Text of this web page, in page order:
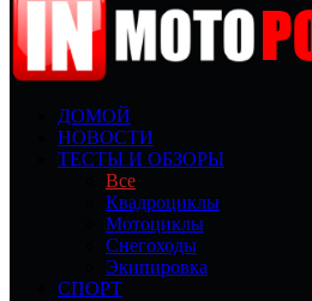
ДОМОЙ
НОВОСТИ
ТЕСТЫ И ОБЗОРЫ
Все
Квадроциклы
Мотоциклы
Снегоходы
Экипировка
СПОРТ